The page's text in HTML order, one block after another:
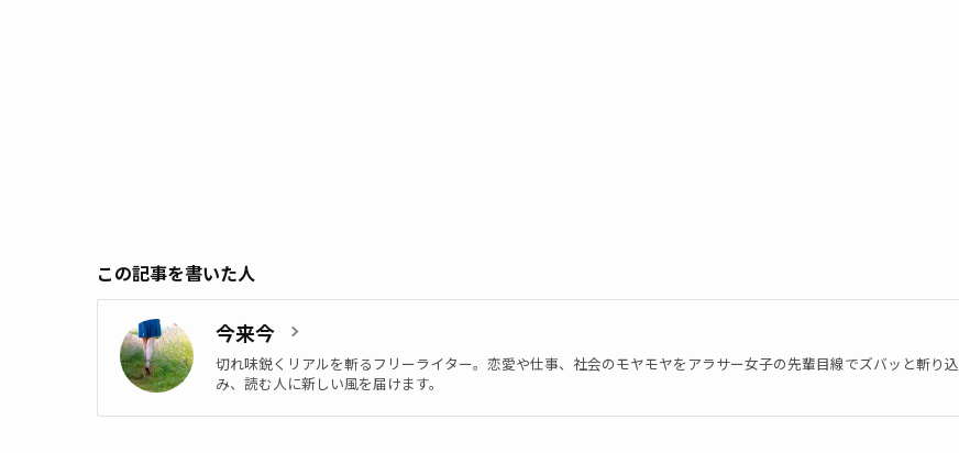
この記事を書いた人
今来今
切れ味鋭くリアルを斬るフリーライター。恋愛や仕事、社会のモヤモヤをアラサー女子の先輩目線でズバッと斬り込
み、読む人に新しい風を届けます。